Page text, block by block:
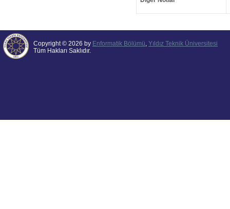
Copyright © 2026 by Enformatik Bölümü, Yıldız Teknik Üniversitesi
Tüm Hakları Saklıdır.